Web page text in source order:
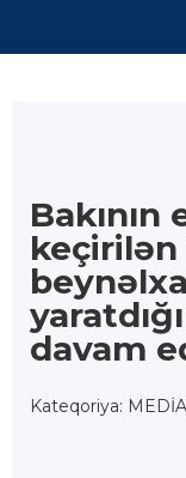
keçirilən
davam
Kateqoriya: MEDİA